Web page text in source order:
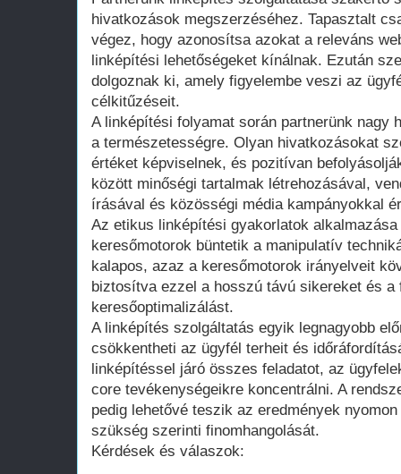
hivatkozások megszerzéséhez. Tapasztalt
végez, hogy azonosítsa azokat a releváns
linképítési lehetőségeket kínálnak. Ezután
dolgoznak ki, amely figyelembe veszi az
célkitűzéseit.
A linképítési folyamat során partnerünk nagy
a természetességre. Olyan hivatkozásokat
értéket képviselnek, és pozitívan
között minőségi tartalmak létrehozásával,
írásával és közösségi média kampányokkal
Az etikus linképítési gyakorlatok
keresőmotorok büntetik a manipulatív
kalapos, azaz a keresőmotorok irányelveit
biztosítva ezzel a hosszú távú sikereket és a
keresőoptimalizálást.
A linképítés szolgáltatás egyik legnagyobb
csökkentheti az ügyfél terheit és
linképítéssel járó összes feladatot, az
core tevékenységeikre koncentrálni. A
pedig lehetővé teszik az eredmények
szükség szerinti finomhangolását.
Kérdések és válaszok: